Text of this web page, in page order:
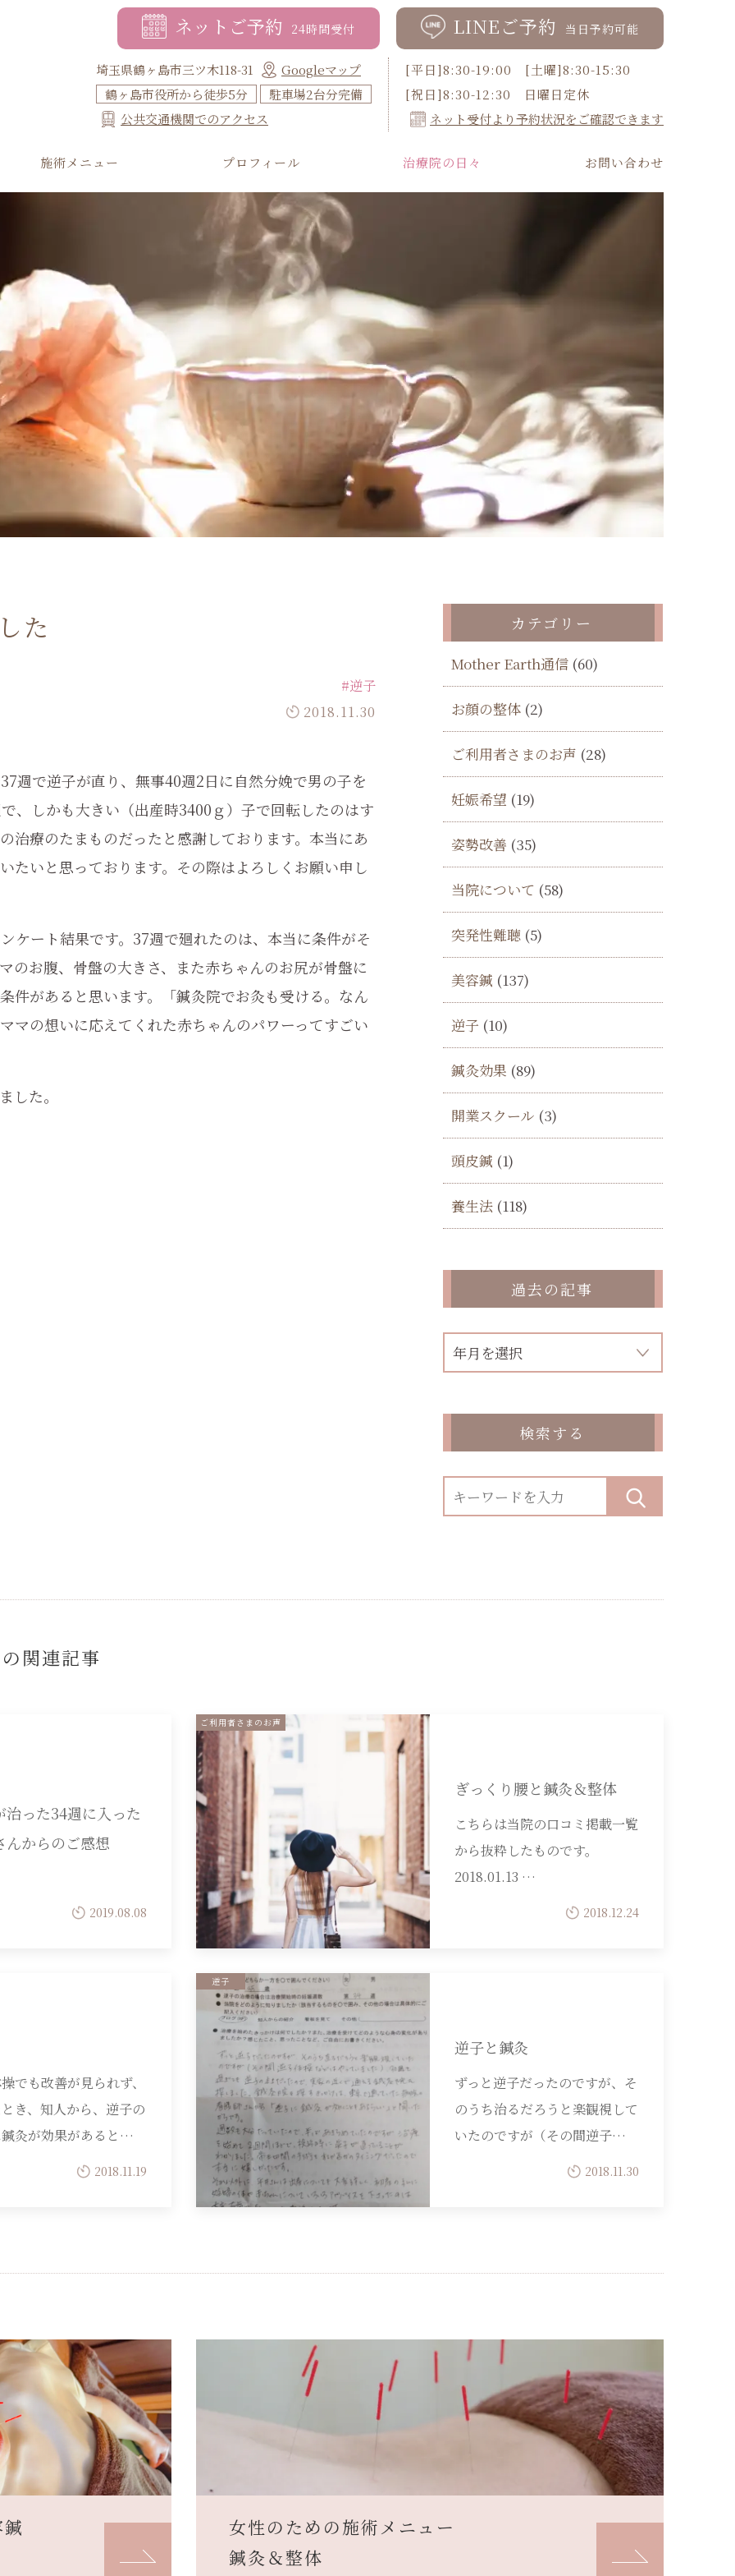
ネットご予約 24時間受付 LINEご予約 当日予約可能
埼玉県鶴ヶ島市三ツ木118-31
Googleマップ
鶴ヶ島市役所から徒歩5分
駐車場2台分完備
公共交通機関でのアクセス
[平日]8:30-19:00 [土曜]8:30-15:30
[祝日]8:30-12:30 日曜日定休
ネット受付より予約状況をご確認できます
施術メニュー プロフィール 治療院の日々 お問い合わせ
た
#逆子
2018.11.30
週で逆子が直り、無事40週2日に自然分娩で男の子を
、しかも大きい（出産時3400ｇ）子で回転したのはす
治療のたまものだったと感謝しております。本当にあ
たいと思っております。その際はよろしくお願い申し
ケート結果です。37週で廻れたのは、本当に条件がそ
のお腹、骨盤の大きさ、また赤ちゃんのお尻が骨盤に
件があると思います。「鍼灸院でお灸も受ける。なん
マの想いに応えてくれた赤ちゃんのパワーってすごい
した。
カテゴリー
Mother Earth通信 (60)
お顔の整体 (2)
ご利用者さまのお声 (28)
妊娠希望 (19)
姿勢改善 (35)
当院について (58)
突発性難聴 (5)
美容鍼 (137)
逆子 (10)
鍼灸効果 (89)
開業スクール (3)
頭皮鍼 (1)
養生法 (118)
過去の記事
検索する
関連記事
治った34週に入った
んからのご感想
2019.08.08
ご利用者さまのお声
ぎっくり腰と鍼灸＆整体
こちらは当院の口コミ掲載一覧
から抜粋したものです。
2018.01.13 …
2018.12.24
でも改善が見られず、
き、知人から、逆子の
灸が効果があると…
2018.11.19
逆子
逆子と鍼灸
ずっと逆子だったのですが、そ
のうち治るだろうと楽観視して
いたのですが（その間逆子…
2018.11.30
女性のための施術メニュー
鍼灸＆整体